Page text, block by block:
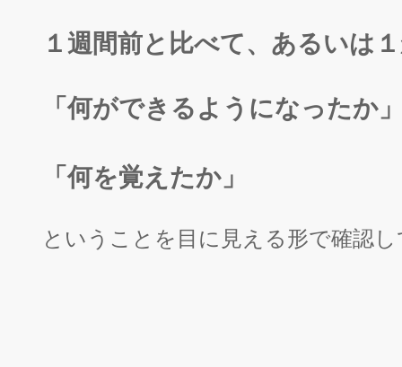
１週間前と比べて、あるいは
「何ができるようになったか
「何を覚えたか」
ということを目に見える形で確認